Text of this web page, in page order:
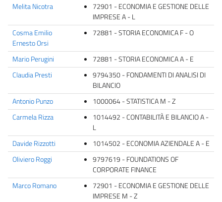
Melita Nicotra
72901 - ECONOMIA E GESTIONE DELLE
IMPRESE A - L
Cosma Emilio
Ernesto Orsi
72881 - STORIA ECONOMICA F - O
Mario Perugini
72881 - STORIA ECONOMICA A - E
Claudia Presti
9794350 - FONDAMENTI DI ANALISI DI
BILANCIO
Antonio Punzo
1000064 - STATISTICA M - Z
Carmela Rizza
1014492 - CONTABILITÀ E BILANCIO A -
L
Davide Rizzotti
1014502 - ECONOMIA AZIENDALE A - E
Oliviero Roggi
9797619 - FOUNDATIONS OF
CORPORATE FINANCE
Marco Romano
72901 - ECONOMIA E GESTIONE DELLE
IMPRESE M - Z